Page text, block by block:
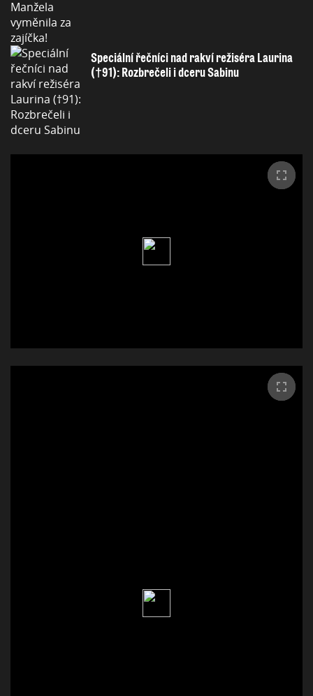
Speciální řečníci nad rakví režiséra Laurina
(†91): Rozbrečeli i dceru Sabinu